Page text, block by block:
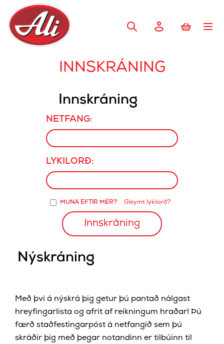
INNSKRÁNING
Innskráning
NETFANG:
LYKILORÐ:
MUNA EFTIR MÉR? Gleymt lykilorð?
Nýskráning
Með því á nýskrá þig getur þú pantað nálgast
hreyfingarlista og afrit af reikningum hraðar! Þú
færð staðfestingarpóst á netfangið sem þú
skráðir þig með þegar notandinn er tilbúinn til